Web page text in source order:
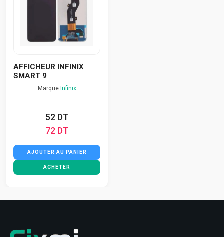
AFFICHEUR INFINIX
SMART 9
Marque Infinix
52 DT
72 DT
AJOUTER AU PANIER
ACHETER